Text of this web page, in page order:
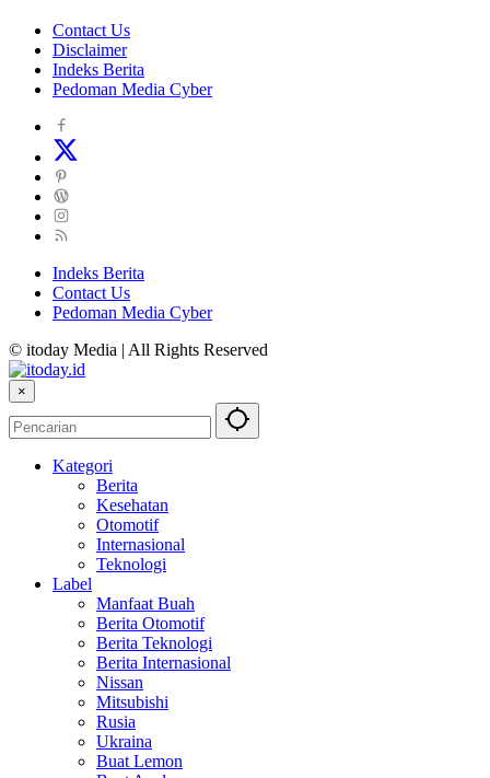
Contact Us
Disclaimer
Indeks Berita
Pedoman Media Cyber
Indeks Berita
Contact Us
Pedoman Media Cyber
© itoday Media | All Rights Reserved
×
Kategori
Berita
Kesehatan
Otomotif
Internasional
Teknologi
Label
Manfaat Buah
Berita Otomotif
Berita Teknologi
Berita Internasional
Nissan
Mitsubishi
Rusia
Ukraina
Buat Lemon